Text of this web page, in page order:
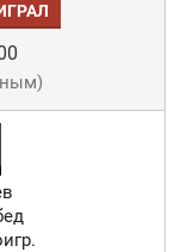
)